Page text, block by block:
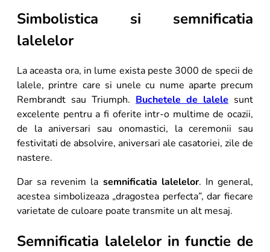
Simbolistica si semnificatia
lalelelor
La aceasta ora, in lume exista peste 3000 de specii de
lalele, printre care si unele cu nume aparte precum
Rembrandt sau Triumph. Buchetele de lalele sunt
excelente pentru a fi oferite intr-o multime de ocazii,
de la aniversari sau onomastici, la ceremonii sau
festivitati de absolvire, aniversari ale casatoriei, zile de
nastere.
Dar sa revenim la semnificatia lalelelor. In general,
acestea simbolizeaza „dragostea perfecta”, dar fiecare
varietate de culoare poate transmite un alt mesaj.
Semnificatia lalelelor in functie de